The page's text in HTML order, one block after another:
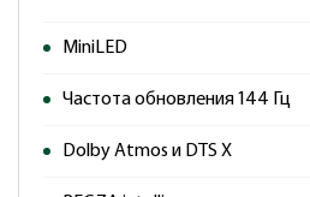
MiniLED
Частота обновления 144 Гц
Dolby Atmos и DTS X